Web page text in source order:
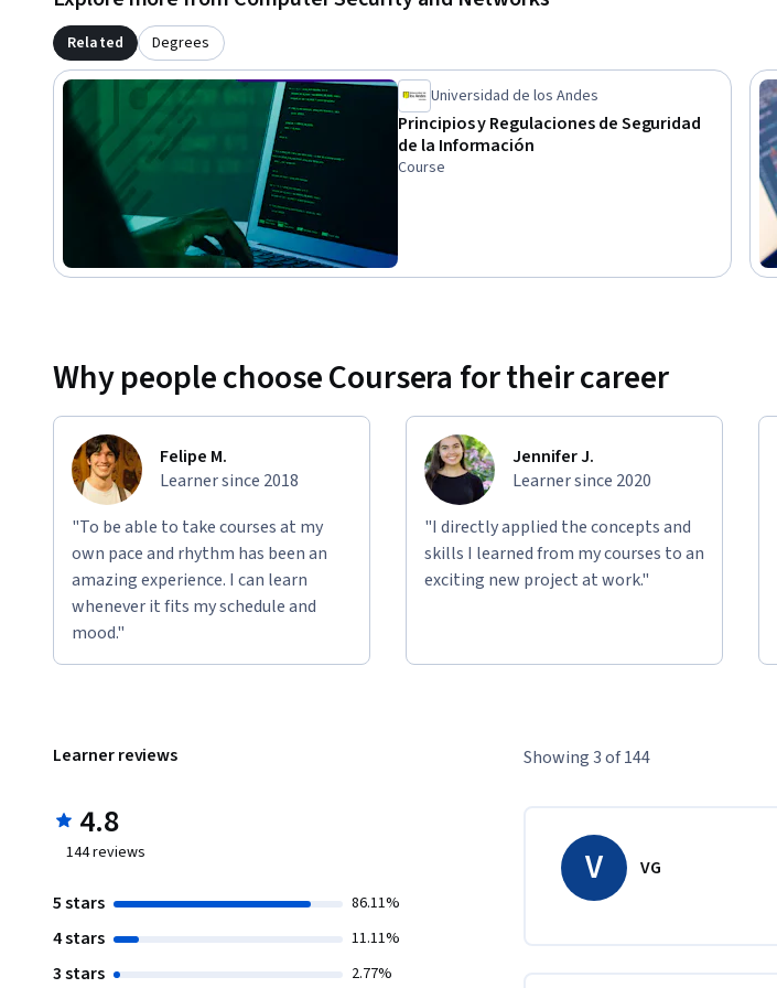
Related Degrees
Universidad de los Andes
Principios y Regulaciones de Seguridad
de la Información
Course
Why people choose Coursera for their career
Felipe M.
Learner since 2018
"To be able to take courses at my
own pace and rhythm has been an
amazing experience. I can learn
whenever it fits my schedule and
mood."
Jennifer J.
Learner since 2020
"I directly applied the concepts and
skills I learned from my courses to an
exciting new project at work."
Learner reviews
4.8
144reviews
5 stars 86.11%
4 stars 11.11%
3 stars 2.77%
Showing 3 of 144
V VG